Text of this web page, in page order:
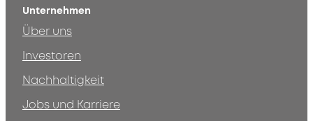
Unternehmen
Über uns
Investoren
Nachhaltigkeit
Jobs und Karriere